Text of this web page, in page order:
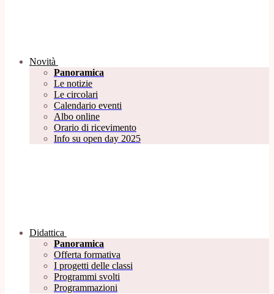
Novità
Panoramica
Le notizie
Le circolari
Calendario eventi
Albo online
Orario di ricevimento
Info su open day 2025
Didattica
Panoramica
Offerta formativa
I progetti delle classi
Programmi svolti
Programmazioni